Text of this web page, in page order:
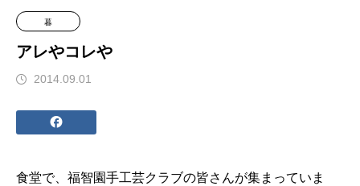
暮
アレやコレや
2014.09.01
食堂で、福智園手工芸クラブの皆さんが集まっていま